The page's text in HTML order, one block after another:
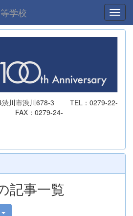
学校
川市渋川678-3 TEL：0279-22-
FAX：0279-24-
記事一覧